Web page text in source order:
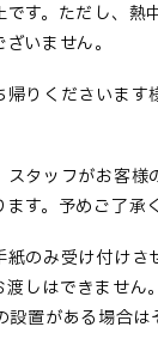
す。ただし、熱
いません。
帰りくださいま
スタッフがお客
す。予めご了承
のみ受け付けさ
渡しはできません
設置がある場合